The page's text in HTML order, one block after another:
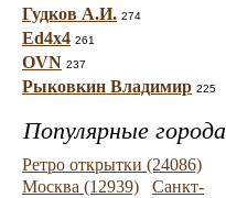
Гудков А.И. 274
Ed4x4 261
OVN 237
Рыковкин Владимир 225
Популярные города
Ретро открытки (24086)
Москва (12939)
Санкт-